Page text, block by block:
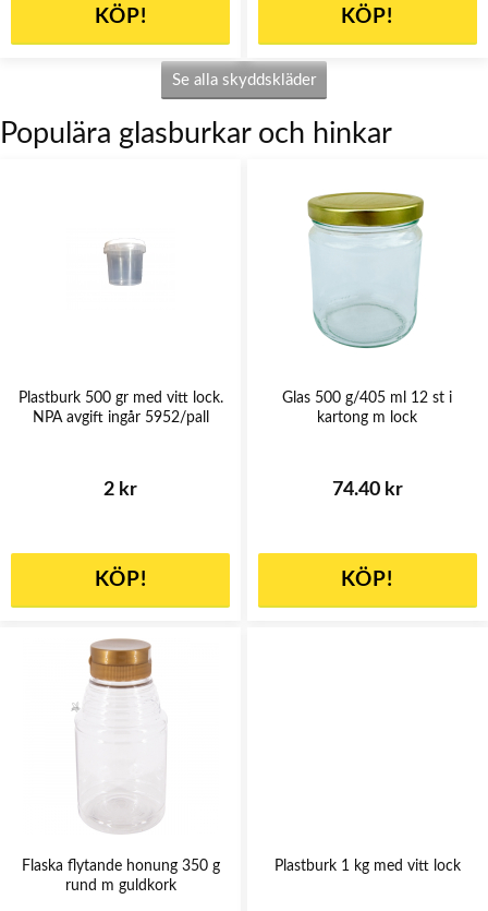
KÖP! KÖP!
Se alla skyddskläder
Populära glasburkar och hinkar
Plastburk 500 gr med vitt lock.
NPA avgift ingår 5952/pall
2 kr
KÖP!
Glas 500 g/405 ml 12 st i
kartong m lock
74.40 kr
KÖP!
Flaska flytande honung 350 g
rund m guldkork
Plastburk 1 kg med vitt lock